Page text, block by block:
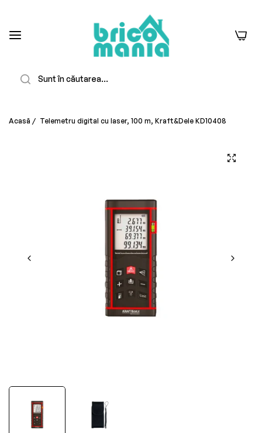
0
Acasă / Telemetru digital cu laser, 100 m, Kraft&Dele KD10408